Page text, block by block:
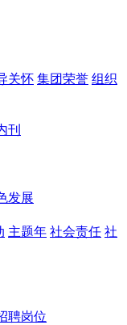
关怀 集团荣誉 组织
刊
发展
主题年 社会责任 社
聘岗位